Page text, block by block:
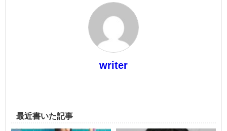
writer
最近書いた記事